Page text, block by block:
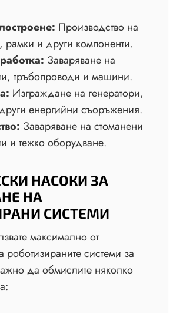
Производство на
рамки и други компоненти.
Заваряване на
тръбопроводи и машини.
Изграждане на генератори,
енергийни съоръжения.
Заваряване на стоманени
и тежко оборудване.
НАСОКИ ЗА
НА
СИСТЕМИ
максимално от
роботизираните системи за
да обмислите няколко